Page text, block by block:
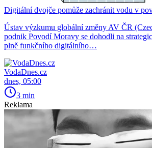
Digitální dvojče pomůže zachránit vodu v
Ústav výzkumu globální změny AV ČR
podnik Povodí Moravy se dohodli na
plně funkčního digitálního…
VodaDnes.cz
dnes, 05:00
3 min
Reklama